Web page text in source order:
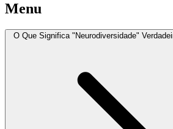
Menu
O Que Significa "Neurodiversidade"